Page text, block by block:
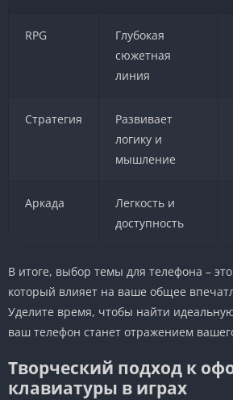
RPG
Глубокая
сюжетная
линия
Стратегия
Развивает
логику и
мышление
Аркада
Легкость и
доступность
В итоге, выбор темы для телефона –
который влияет на ваше общее
Уделите время, чтобы найти
ваш телефон станет отражением
Творческий подход к
клавиатуры в играх